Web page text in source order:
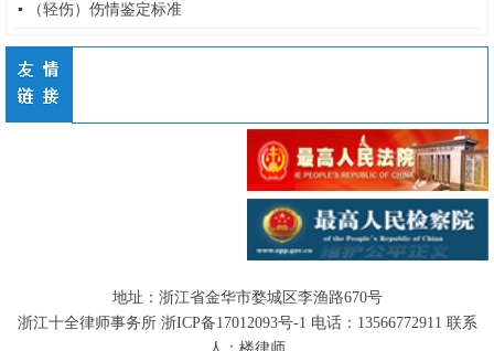
▪ （轻伤）伤情鉴定标准
地址：浙江省金华市婺城区李渔路670号
浙江十全律师事务所 浙ICP备17012093号-1 电话： 13566772911 联系